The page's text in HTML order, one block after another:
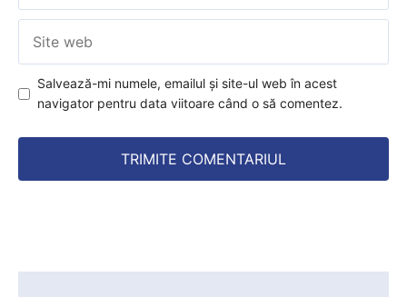
web
Salvează-mi numele, emailul și site-ul web în acest
navigator pentru data viitoare când o să comentez.